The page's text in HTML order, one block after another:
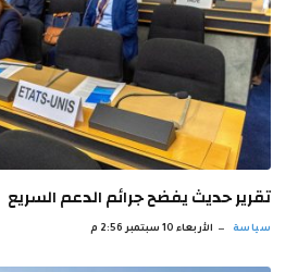
تقرير حديث يفضح جرائم الدعم السريع
سياسة الأربعاء 10 سبتمبر 2:56 م